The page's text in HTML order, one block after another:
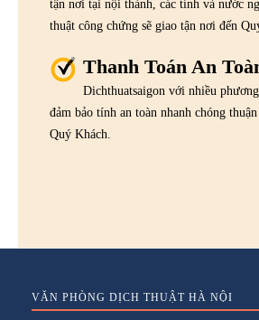
tận nơi tại nội thành, các tỉnh và nước
thuật công chứng sẽ giao tận nơi đến
Thanh Toán An
Dichthuatsaigon với nhiều
đảm bảo tính an toàn nhanh chóng
Quý Khách.
VĂN PHÒNG DỊCH THUẬT HÀ NỘI